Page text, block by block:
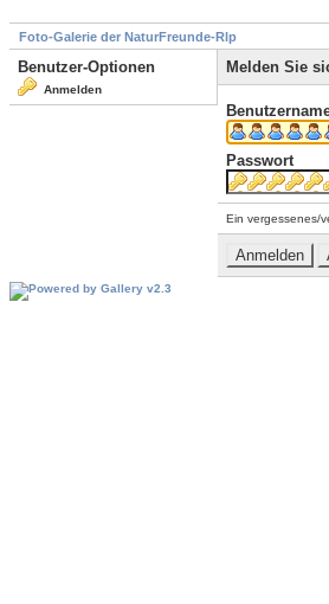
Foto-Galerie der NaturFreunde-Rlp
Benutzer-Optionen
Anmelden
Melden Sie
Passwort
Ein vergessenes/